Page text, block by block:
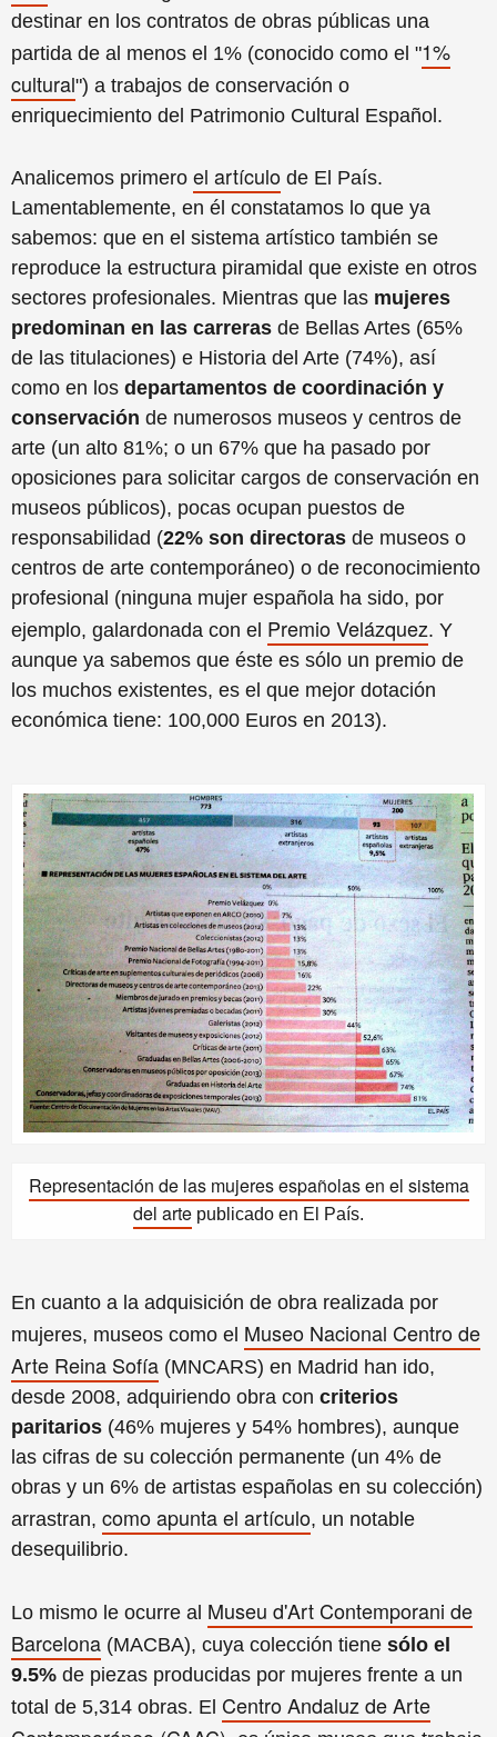
destinar en los contratos de obras públicas una
partida de al menos el 1% (conocido como el "1%
cultural") a trabajos de conservación o
enriquecimiento del Patrimonio Cultural Español.
Analicemos primero el artículo de El País.
Lamentablemente, en él constatamos lo que ya
sabemos: que en el sistema artístico también se
reproduce la estructura piramidal que existe en otros
sectores profesionales. Mientras que las mujeres
predominan en las carreras de Bellas Artes (65%
de las titulaciones) e Historia del Arte (74%), así
como en los departamentos de coordinación y
conservación de numerosos museos y centros de
arte (un alto 81%; o un 67% que ha pasado por
oposiciones para solicitar cargos de conservación en
museos públicos), pocas ocupan puestos de
responsabilidad (22% son directoras de museos o
centros de arte contemporáneo) o de reconocimiento
profesional (ninguna mujer española ha sido, por
ejemplo, galardonada con el Premio Velázquez. Y
aunque ya sabemos que éste es sólo un premio de
los muchos existentes, es el que mejor dotación
económica tiene: 100,000 Euros en 2013).
Representación de las mujeres españolas en el sistema
del arte publicado en El País.
En cuanto a la adquisición de obra realizada por
mujeres, museos como el Museo Nacional Centro de
Arte Reina Sofía (MNCARS) en Madrid han ido,
desde 2008, adquiriendo obra con criterios
paritarios (46% mujeres y 54% hombres), aunque
las cifras de su colección permanente (un 4% de
obras y un 6% de artistas españolas en su colección)
arrastran, como apunta el artículo, un notable
desequilibrio.
Lo mismo le ocurre al Museu d'Art Contemporani de
Barcelona (MACBA), cuya colección tiene sólo el
9.5% de piezas producidas por mujeres frente a un
total de 5,314 obras. El Centro Andaluz de Arte